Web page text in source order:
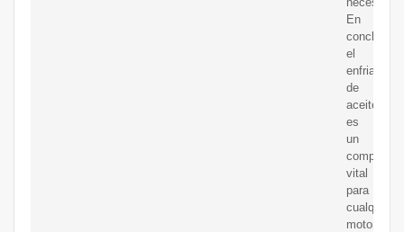
En
el
enfriador
de
aceite
es
un
vital
para
cualquier
motor